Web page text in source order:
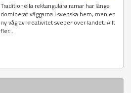
Traditionella rektangulära ramar har länge
dominerat väggarna i svenska hem, men en
ny våg av kreativitet sveper över landet. Allt
fler...